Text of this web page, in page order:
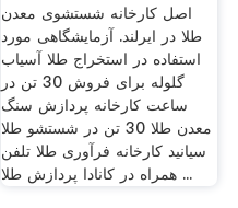
اصل کارخانه شستشوی معدن
طلا در ایرلند. آزمایشگاهی مورد
استفاده در استخراج طلا آسیاب
گلوله برای فروش 30 تن در
ساعت کارخانه پردازش سنگ
معدن طلا 30 تن در شستشو طلا
سیانید کارخانه فرآوری طلا تلفن
همراه در کانادا پردازش طلا ...